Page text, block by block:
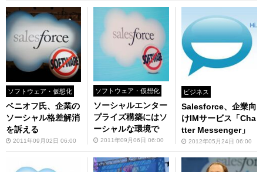
ソフトウェア・仮想化
ベニオフ氏、企業の
ソーシャル格差解消
を訴える
2011年09月02日 06:00
ソフトウェア・仮想化
ソーシャルエンター
プライズ構築にはソ
ーシャルな環境で
2011年09月06日 06:00
ビジネス
Salesforce、企業向
けIMサービス「Cha
tter Messenger」
2012年05月24日 06:00